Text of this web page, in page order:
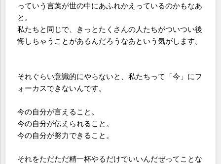
っていう言葉が世の中にあふれかえっているのかもなあ
と。
私たちと同じで、きっとたくさんの人たちがついつい後
悔しちゃうことがあるんだろうなあという気がします。
それぐらい意識的にやらないと、私たちって「今」にフ
ォーカスできないんです。
今の自分が言えること。
今の自分が伝えられること。
今の自分が努力できること。
それをただただ精一杯やるだけでいいんだぜってことな